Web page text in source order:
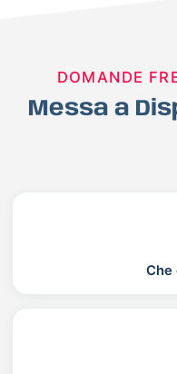
DOMANDE
Messa a
Che